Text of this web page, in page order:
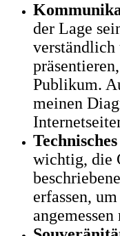
der Lage
verständlich
Publikum.
meinen
wichtig, die
erfassen,